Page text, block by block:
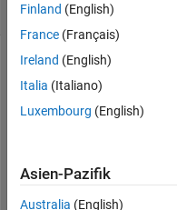
(30 Tage)
I
Finland (English)
France (Français)
Ireland (English)
Italia (Italiano)
Luxembourg (English)
Asien-Pazifik
Australia (English)